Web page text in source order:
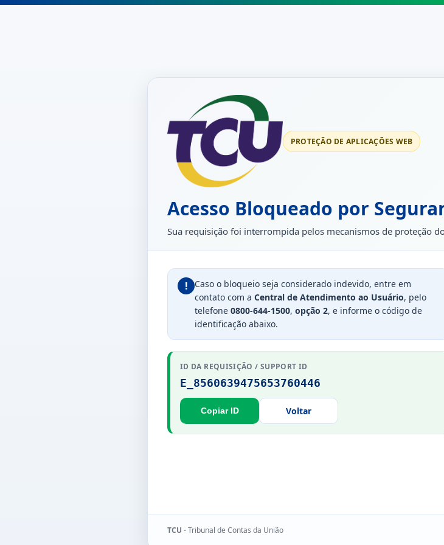
PROTEÇÃO DE APLICAÇÕES WEB
Acesso Bloqueado por
Sua requisição foi interrompida pelos mecanismos de proteção
!
Caso o bloqueio seja considerado indevido, entre em
contato com a Central de Atendimento ao Usuário, pelo
telefone 0800-644-1500, opção 2, e informe o código de
identificação abaixo.
ID DA REQUISIÇÃO / SUPPORT ID
E_8560639475653760446
Copiar ID Voltar
TCU - Tribunal de Contas da União